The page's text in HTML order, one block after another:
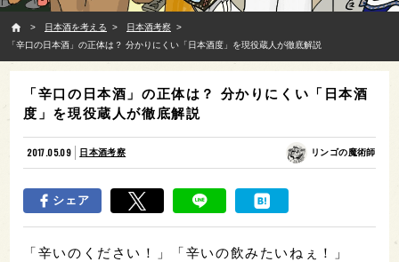
日本酒を考える
日本酒考察
「辛口の日本酒」の正体は？ 分かりにくい「日本酒度」を現役蔵人が徹底解説
「辛口の日本酒」の正体は？ 分かりにくい「日本酒
度」を現役蔵人が徹底解説
2017.05.09 日本酒考察 リンゴの魔術師
シェア
「辛いのください！」「辛いの飲みたいねぇ！」